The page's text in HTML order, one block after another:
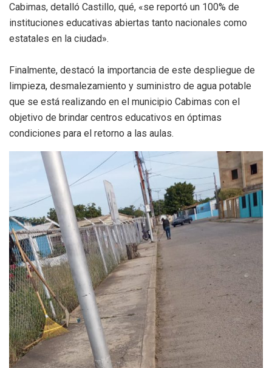
Cabimas, detalló Castillo, qué, «se reportó un 100% de
instituciones educativas abiertas tanto nacionales como
estatales en la ciudad».
Finalmente, destacó la importancia de este despliegue de
limpieza, desmalezamiento y suministro de agua potable
que se está realizando en el municipio Cabimas con el
objetivo de brindar centros educativos en óptimas
condiciones para el retorno a las aulas.